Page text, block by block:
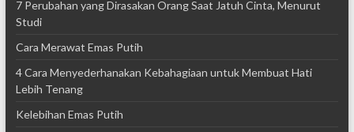
7 Perubahan yang Dirasakan Orang Saat Jatuh Cinta, Menurut
Studi
Cara Merawat Emas Putih
4 Cara Menyederhanakan Kebahagiaan untuk Membuat Hati
Lebih Tenang
Kelebihan Emas Putih